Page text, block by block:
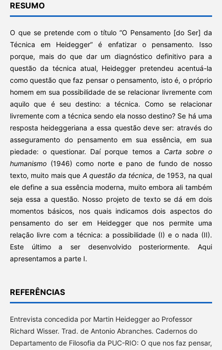
RESUMO
O que se pretende com o título “O Pensamento [do Ser] da
Técnica em Heidegger” é enfatizar o pensamento. Isso
porque, mais do que dar um diagnóstico definitivo para a
questão da técnica atual, Heidegger pretendeu acentuá-la
como questão que faz pensar o pensamento, isto é, o próprio
homem em sua possibilidade de se relacionar livremente com
aquilo que é seu destino: a técnica. Como se relacionar
livremente com a técnica sendo ela nosso destino? Se há uma
resposta heideggeriana a essa questão deve ser: através do
asseguramento do pensamento em sua essência, em sua
piedade: o questionar. Daí porque temos a Carta sobre o
humanismo (1946) como norte e pano de fundo de nosso
texto, muito mais que A questão da técnica, de 1953, na qual
ele define a sua essência moderna, muito embora ali também
seja essa a questão. Nosso projeto de texto se dá em dois
momentos básicos, nos quais indicamos dois aspectos do
pensamento do ser em Heidegger que nos permite uma
relação livre com a técnica: a possibilidade (I) e o nada (II).
Este último a ser desenvolvido posteriormente. Aqui
apresentamos a parte I.
REFERÊNCIAS
Entrevista concedida por Martin Heidegger ao Professor
Richard Wisser. Trad. de Antonio Abranches. Cadernos do
Departamento de Filosofia da PUC-RIO: O que nos faz pensar,